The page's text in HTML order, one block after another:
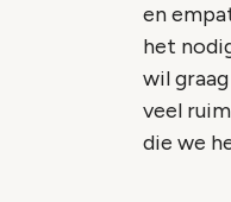
en
het
wil
veel
die we